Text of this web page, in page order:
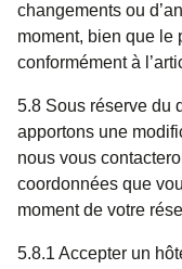
changements ou
moment, bien que le
conformément à
5.8 Sous réserve du
apportons une
nous vous
coordonnées que
moment de votre
5.8.1 Accepter un